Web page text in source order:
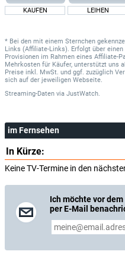
KAUFEN LEIHEN
* Bei den mit einem Sternchen
Links (Affiliate-Links). Erfolgt über
Provisionen im Rahmen eines Affiliate-
Mehrkosten für Käufer, unterstützt uns
Preise inkl. MwSt. und ggf. zuzüglich
sich auf der jeweiligen Webseite.
Streaming-Daten via JustWatch.
im Fernsehen
In Kürze:
Keine TV-Termine in den
Ich möchte vor
per E-Mail